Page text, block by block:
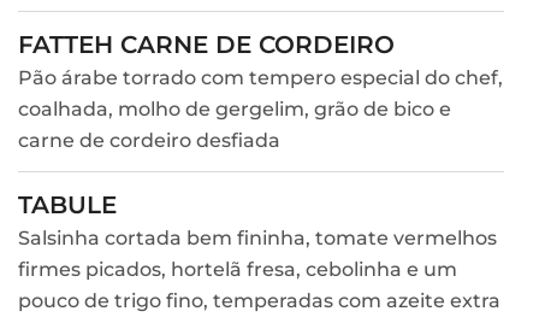
FATTEH CARNE DE CORDEIRO
Pão árabe torrado com tempero especial do chef,
coalhada, molho de gergelim, grão de bico e
carne de cordeiro desfiada
TABULE
Salsinha cortada bem fininha, tomate vermelhos
firmes picados, hortelã fresa, cebolinha e um
pouco de trigo fino, temperadas com azeite extra